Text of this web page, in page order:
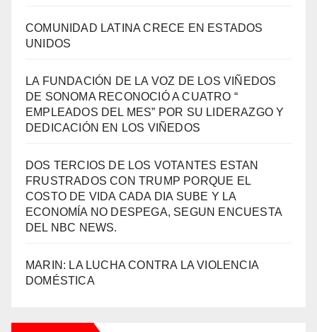
COMUNIDAD LATINA CRECE EN ESTADOS
UNIDOS
LA FUNDACIÓN DE LA VOZ DE LOS VIÑEDOS
DE SONOMA RECONOCIÓ A CUATRO “
EMPLEADOS DEL MES” POR SU LIDERAZGO Y
DEDICACIÓN EN LOS VIÑEDOS
DOS TERCIOS DE LOS VOTANTES ESTAN
FRUSTRADOS CON TRUMP PORQUE EL
COSTO DE VIDA CADA DIA SUBE Y LA
ECONOMÍA NO DESPEGA, SEGUN ENCUESTA
DEL NBC NEWS.
MARIN: LA LUCHA CONTRA LA VIOLENCIA
DOMÉSTICA